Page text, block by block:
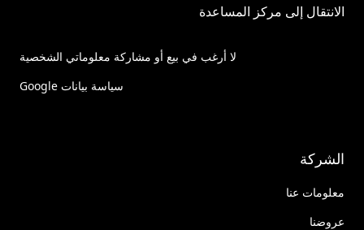
الانتقال إلى مركز المساعدة
لا أرغب في بيع أو مشاركة معلوماتي الشخصية
سياسة بيانات Google
الشركة
معلومات عنا
عروضنا